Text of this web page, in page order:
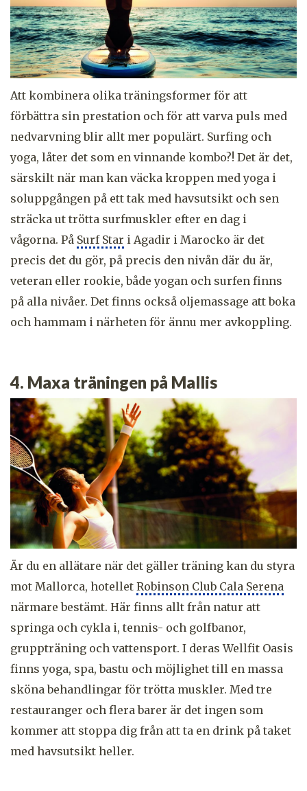
Att kombinera olika träningsformer för att
förbättra sin prestation och för att varva puls med
nedvarvning blir allt mer populärt. Surfing och
yoga, låter det som en vinnande kombo?! Det är det,
särskilt när man kan väcka kroppen med yoga i
soluppgången på ett tak med havsutsikt och sen
sträcka ut trötta surfmuskler efter en dag i
vågorna. På Surf Star i Agadir i Marocko är det
precis det du gör, på precis den nivån där du är,
veteran eller rookie, både yogan och surfen finns
på alla nivåer. Det finns också oljemassage att boka
och hammam i närheten för ännu mer avkoppling.
4. Maxa träningen på Mallis
Är du en allätare när det gäller träning kan du styra
mot Mallorca, hotellet Robinson Club Cala Serena
närmare bestämt. Här finns allt från natur att
springa och cykla i, tennis- och golfbanor,
gruppträning och vattensport. I deras Wellfit Oasis
finns yoga, spa, bastu och möjlighet till en massa
sköna behandlingar för trötta muskler. Med tre
restauranger och flera barer är det ingen som
kommer att stoppa dig från att ta en drink på taket
med havsutsikt heller.